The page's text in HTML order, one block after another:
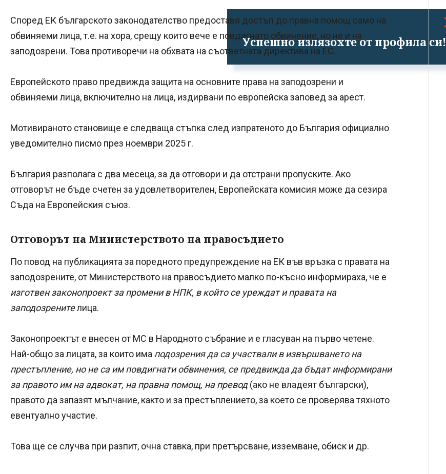
Успешно излязохте от профила си!
Според ЕК българското законодателство предоставя достъп до правна помощ само на
обвиняеми лица, т.е. на хора, срещу които вече е повдигнато обвинение, но не и на
заподозрени. Това противоречи на обхвата на съответната директива на ЕС.
Европейското право предвижда защита на основните права на заподозрени и
обвиняеми лица, включително на лица, издирвани по европейска заповед за арест.
Мотивираното становище е следваща стъпка след изпратеното до България официално
уведомително писмо през ноември 2025 г.
България разполага с два месеца, за да отговори и да отстрани пропуските. Ако
отговорът не бъде счетен за удовлетворителен, Европейската комисия може да сезира
Съда на Европейския съюз.
Отговорът на Министерството на правосъдието
По повод на публикацията за поредното предупреждение на ЕК във връзка с правата на
заподозрените, от Министерството на правосъдието малко по-късно информираха, че е
изготвен законопроект за промени в НПК, в който се уреждат и правата на
заподозренителица.
Законопроектът е внесен от МС в Народното събрание и е гласуван на първо четене.
Най-общо за лицата, за които има подозрения да са участвали в извършването на
престъпление, но не са им повдигнати обвинения, се предвижда да бъдат информирани
за правото им на адвокат, на правна помощ, на превод(ако не владеят български),
правото да запазят мълчание, както и за престъплението, за което се проверява тяхното
евентуално участие.
Това ще се случва при разпит, очна ставка, при претърсване, изземване, обиск и др.